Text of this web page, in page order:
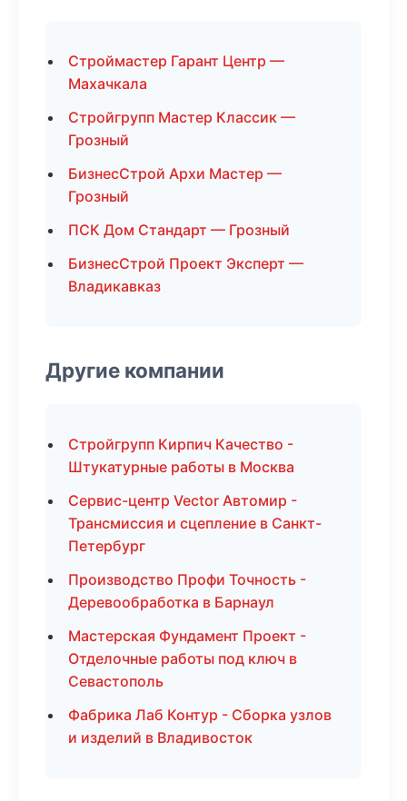
Строймастер Гарант Центр —
Махачкала
Стройгрупп Мастер Классик —
Грозный
БизнесСтрой Архи Мастер —
Грозный
ПСК Дом Стандарт — Грозный
БизнесСтрой Проект Эксперт —
Владикавказ
Другие компании
Стройгрупп Кирпич Качество -
Штукатурные работы в Москва
Сервис-центр Vector Автомир -
Трансмиссия и сцепление в Санкт-
Петербург
Производство Профи Точность -
Деревообработка в Барнаул
Мастерская Фундамент Проект -
Отделочные работы под ключ в
Севастополь
Фабрика Лаб Контур - Сборка узлов
и изделий в Владивосток